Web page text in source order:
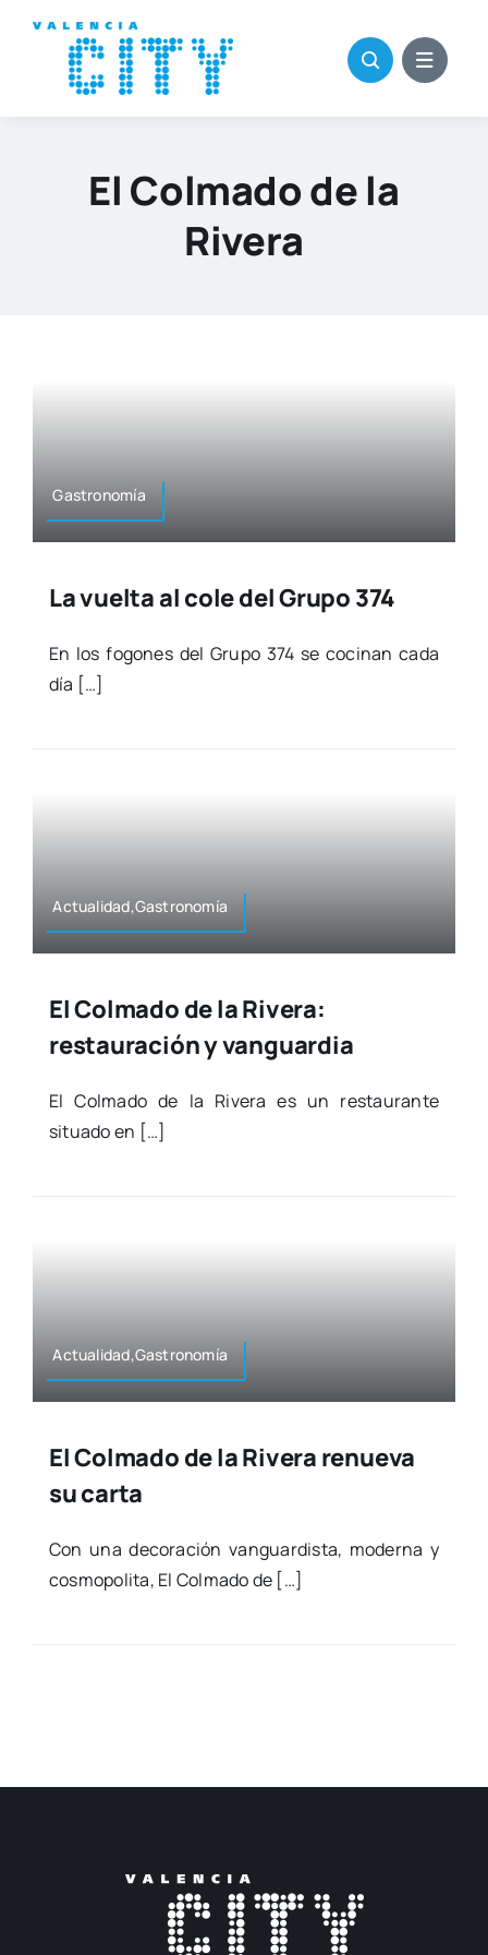
contenido
El Colmado de la
Rivera
Gas­tro­no­mía
La vuelta al cole del Grupo 374
En los fogo­nes del Gru­po 374 se coci­nan cada
día […]
Actualidad,Gastronomía
El Colmado de la Rivera:
restauración y vanguardia
El Col­ma­do de la Rive­ra es un res­tau­ran­te
situa­do en […]
Actualidad,Gastronomía
El Colmado de la Rivera renueva
su carta
Con una deco­ra­ción van­guar­dis­ta, moder­na y
cos­mo­po­li­ta, El Col­ma­do de […]